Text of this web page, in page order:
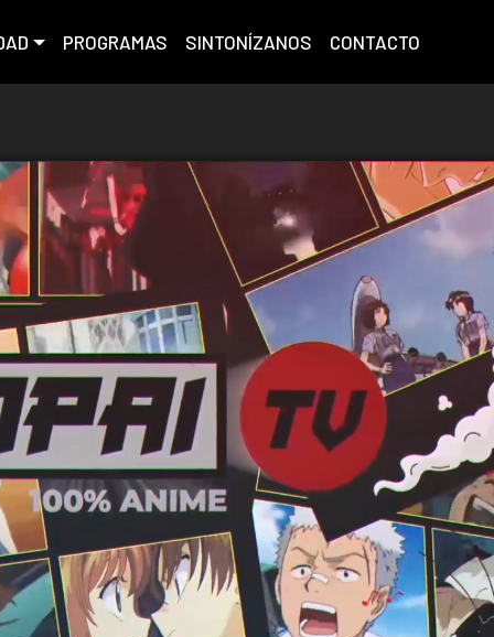
PROGRAMAS SINTONÍZANOS CONTACTO